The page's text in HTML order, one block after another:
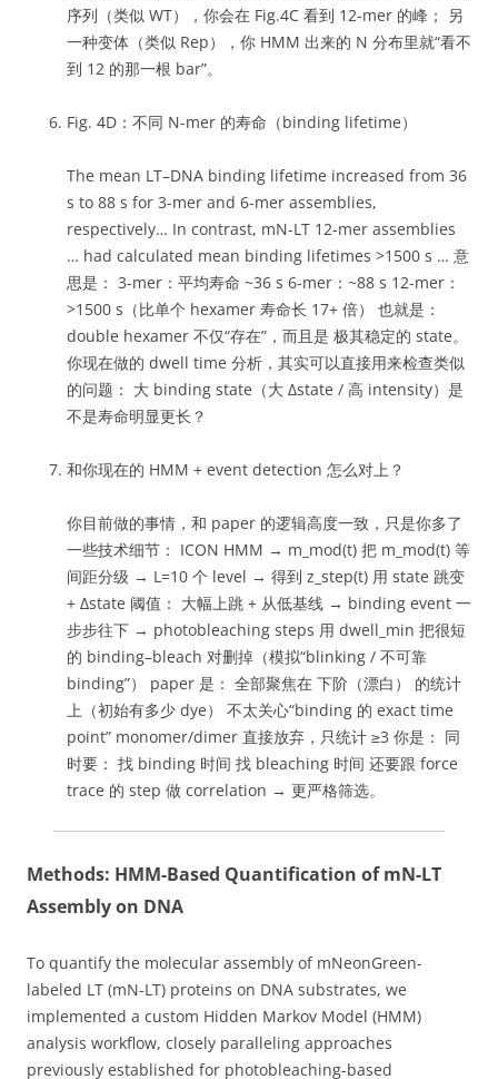
序列（类似 WT），你会在 Fig.4C 看到 12-mer 的峰； 另
一种变体（类似 Rep），你 HMM 出来的 N 分布里就“看不
到 12 的那一根 bar”。
Fig. 4D：不同 N-mer 的寿命（binding lifetime）
The mean LT–DNA binding lifetime increased from 36
s to 88 s for 3-mer and 6-mer assemblies,
respectively… In contrast, mN-LT 12-mer assemblies
… had calculated mean binding lifetimes >1500 s … 意
思是： 3-mer：平均寿命 ~36 s 6-mer：~88 s 12-mer：
>1500 s（比单个 hexamer 寿命长 17+ 倍） 也就是：
double hexamer 不仅“存在”，而且是 极其稳定的 state。
你现在做的 dwell time 分析，其实可以直接用来检查类似
的问题： 大 binding state（大 Δstate / 高 intensity）是
不是寿命明显更长？
和你现在的 HMM + event detection 怎么对上？
你目前做的事情，和 paper 的逻辑高度一致，只是你多了
一些技术细节： ICON HMM → m_mod(t) 把 m_mod(t) 等
间距分级 → L=10 个 level → 得到 z_step(t) 用 state 跳变
+ Δstate 阈值： 大幅上跳 + 从低基线 → binding event 一
步步往下 → photobleaching steps 用 dwell_min 把很短
的 binding–bleach 对删掉（模拟“blinking / 不可靠
binding”） paper 是： 全部聚焦在 下阶（漂白） 的统计
上（初始有多少 dye） 不太关心“binding 的 exact time
point” monomer/dimer 直接放弃，只统计 ≥3 你是： 同
时要： 找 binding 时间 找 bleaching 时间 还要跟 force
trace 的 step 做 correlation → 更严格筛选。
Methods: HMM-Based Quantification of mN-LT
Assembly on DNA
To quantify the molecular assembly of mNeonGreen-
labeled LT (mN-LT) proteins on DNA substrates, we
implemented a custom Hidden Markov Model (HMM)
analysis workflow, closely paralleling approaches
previously established for photobleaching-based